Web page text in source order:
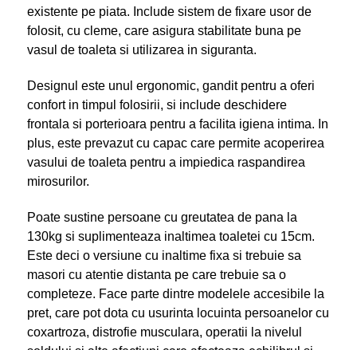
existente pe piata. Include sistem de fixare usor de
folosit, cu cleme, care asigura stabilitate buna pe
vasul de toaleta si utilizarea in siguranta.
Designul este unul ergonomic, gandit pentru a oferi
confort in timpul folosirii, si include deschidere
frontala si porterioara pentru a facilita igiena intima. In
plus, este prevazut cu capac care permite acoperirea
vasului de toaleta pentru a impiedica raspandirea
mirosurilor.
Poate sustine persoane cu greutatea de pana la
130kg si suplimenteaza inaltimea toaletei cu 15cm.
Este deci o versiune cu inaltime fixa si trebuie sa
masori cu atentie distanta pe care trebuie sa o
completeze. Face parte dintre modelele accesibile la
pret, care pot dota cu usurinta locuinta persoanelor cu
coxartroza, distrofie musculara, operatii la nivelul